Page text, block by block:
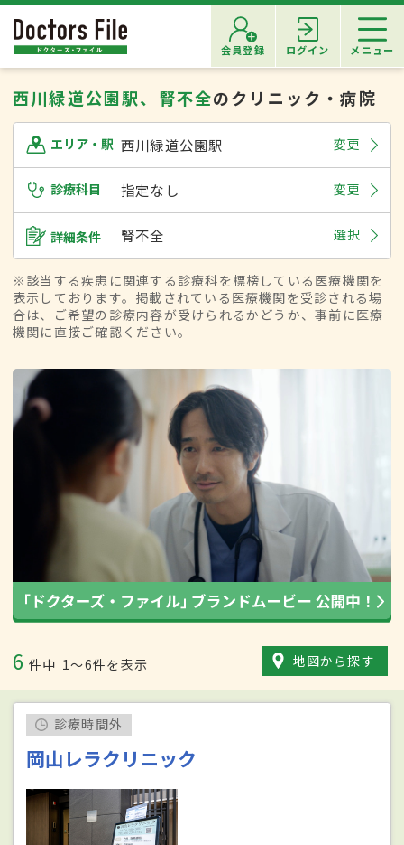
会員登録 ログイン メニュー
西川緑道公園駅、腎不全のクリニック・病院
エリア・駅 西川緑道公園駅 変更
診療科目 指定なし 変更
詳細条件 腎不全 選択
※該当する疾患に関連する診療科を標榜している医療機関を
表示しております。掲載されている医療機関を受診される場
合は、ご希望の診療内容が受けられるかどうか、事前に医療
機関に直接ご確認ください。
6 件中 1〜6件を表示 地図から探す
診療時間外
岡山レラクリニック